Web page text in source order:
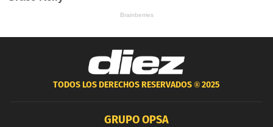
TODOS LOS DERECHOS RESERVADOS ®2025
GRUPO OPSA